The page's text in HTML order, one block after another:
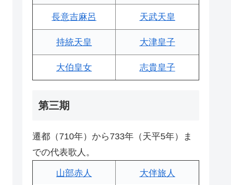
長意吉麻呂 天武天皇
持統天皇 大津皇子
大伯皇女 志貴皇子
第三期
遷都（710年）から733年（天平5年）ま
での代表歌人。
山部赤人 大伴旅人